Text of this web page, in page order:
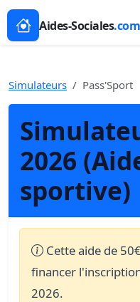
Aides-Sociales.com
Simulateurs Pass'Sport
2026
sportive)
Cette aide de
financer
2026.